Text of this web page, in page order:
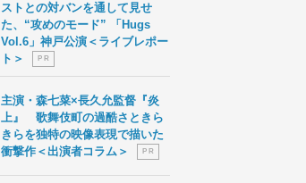
ストとの対バンを通して見せ
た、“攻めのモード” 「Hugs
Vol.6」神戸公演＜ライブレポー
ト＞
P R
主演・森七菜×長久允監督『炎
上』 歌舞伎町の過酷さときら
きらを独特の映像表現で描いた
衝撃作＜出演者コラム＞
P R